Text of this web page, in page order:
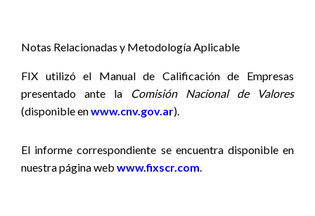
Notas Relacionadas y Metodología Aplicable
FIX utilizó el Manual de Calificación de Empresas
presentado ante la
Comisión Nacional de Valores
(disponible enwww.cnv.gov.ar).
El informe correspondiente se encuentra disponible en
nuestra página web www.fixscr.com.